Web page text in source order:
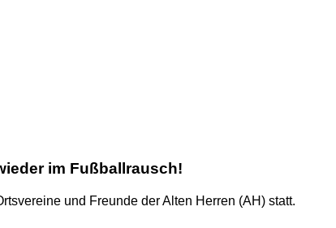
im Fußballrausch!
und Freunde der Alten Herren (AH) statt.